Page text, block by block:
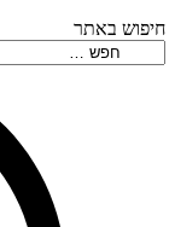
חיפוש באתר
Search: